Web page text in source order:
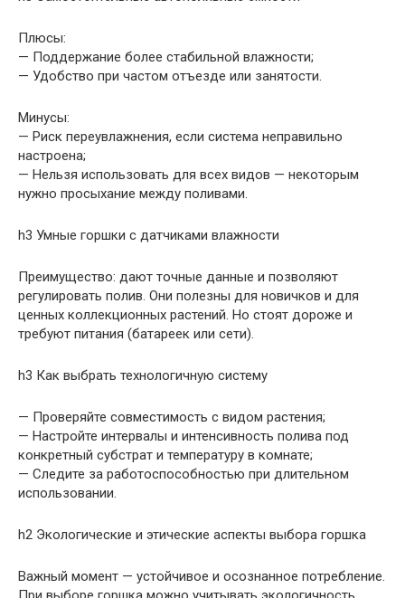
Плюсы:
— Поддержание более стабильной влажности;
— Удобство при частом отъезде или занятости.
Минусы:
— Риск переувлажнения, если система неправильно
настроена;
— Нельзя использовать для всех видов — некоторым
нужно просыхание между поливами.
h3 Умные горшки с датчиками влажности
Преимущество: дают точные данные и позволяют
регулировать полив. Они полезны для новичков и для
ценных коллекционных растений. Но стоят дороже и
требуют питания (батареек или сети).
h3 Как выбрать технологичную систему
— Проверяйте совместимость с видом растения;
— Настройте интервалы и интенсивность полива под
конкретный субстрат и температуру в комнате;
— Следите за работоспособностью при длительном
использовании.
h2 Экологические и этические аспекты выбора горшка
Важный момент — устойчивое и осознанное потребление.